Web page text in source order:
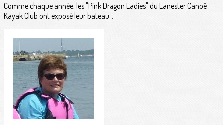
Comme chaque année, les "Pink Dragon Ladies" du Lanester Canoë
Kayak Club ont exposé leur bateau...